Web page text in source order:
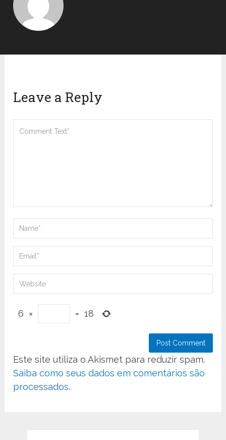
Leave a Reply
6 × = 18
Este site utiliza o Akismet para reduzir spam.
Saiba como seus dados em comentários são
processados.